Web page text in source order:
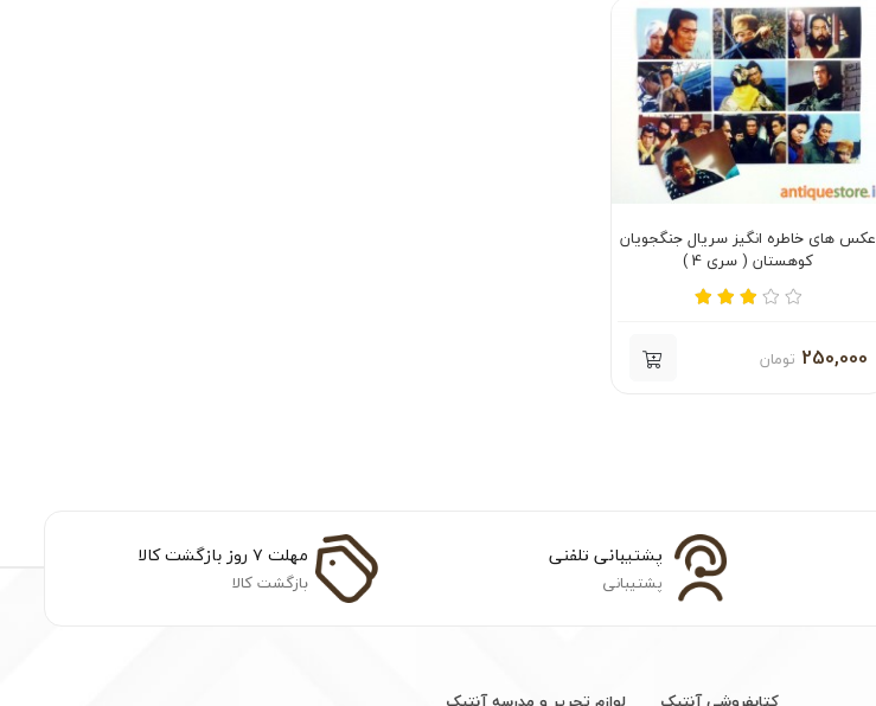
عکس های خاطره انگیز سریال جنگجویان
کوهستان ( سری 4 )
250,000 تومان
پشتیبانی تلفنی
پشتیبانی
مهلت ۷ روز بازگشت کالا
بازگشت کالا